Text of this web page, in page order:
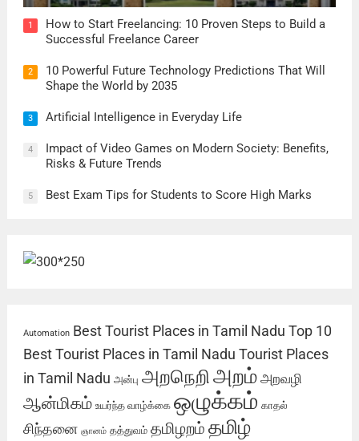
1
How to Start Freelancing: 10 Proven Steps to Build a
Successful Freelance Career
2
10 Powerful Future Technology Predictions That Will
Shape the World by 2035
3 Artificial Intelligence in Everyday Life
4
Impact of Video Games on Modern Society: Benefits,
Risks & Future Trends
5 Best Exam Tips for Students to Score High Marks
Automation Best Tourist Places in Tamil Nadu Top 10
Best Tourist Places in Tamil Nadu Tourist Places
in Tamil Nadu அன்பு அறநெறிஅறம் அறவழி
ஆன்மிகம் உயர்ந்த வாழ்க்கை ஒழுக்கம் காதல்
சிந்தனை ஞானம் தத்துவம் தமிழறம் தமிழ்